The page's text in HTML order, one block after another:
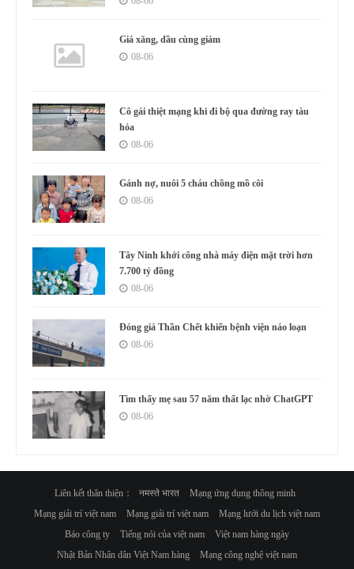
Giá xăng, dầu cùng giảm
08-06
Cô gái thiệt mạng khi đi bộ qua đường ray tàu
hỏa
08-06
Gánh nợ, nuôi 5 cháu chồng mồ côi
08-06
Tây Ninh khởi công nhà máy điện mặt trời hơn
7.700 tỷ đồng
08-06
Đóng giả Thần Chết khiến bệnh viện náo loạn
08-06
Tìm thấy mẹ sau 57 năm thất lạc nhờ ChatGPT
08-06
Liên kết thân thiện： नमस्ते भारत
Mạng ứng dụng thông minh
Mạng giải trí việt nam
Mạng giải trí việt nam
Mạng lưới du lịch việt nam
Báo công ty
Tiếng nói của việt nam
Việt nam hàng ngày
Nhật Bản Nhân dân Việt Nam hàng
Mạng công nghệ việt nam